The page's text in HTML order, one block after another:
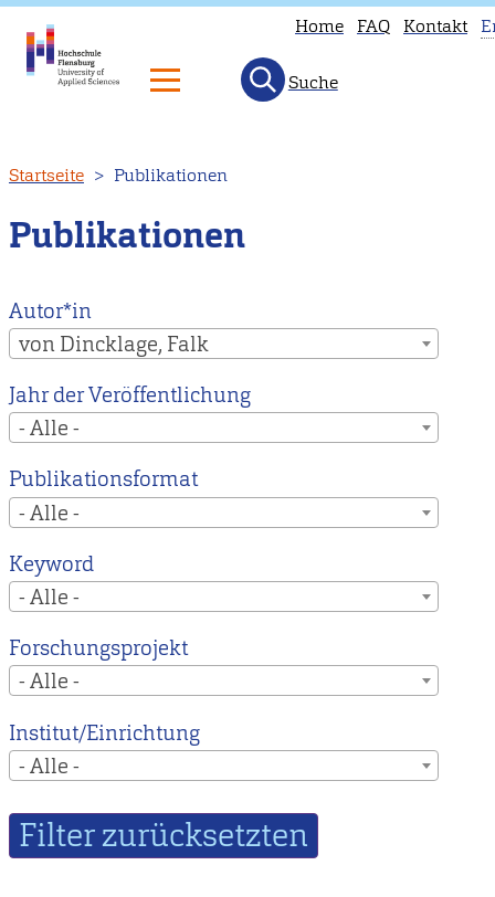
zum
Inhalt
Home FAQ Kontakt
Suche
Startseite Publikationen
Publikationen
Autor*in
von Dincklage, Falk
Jahr der Veröffentlichung
- Alle -
Publikationsformat
- Alle -
Keyword
- Alle -
Forschungsprojekt
- Alle -
Institut/Einrichtung
- Alle -